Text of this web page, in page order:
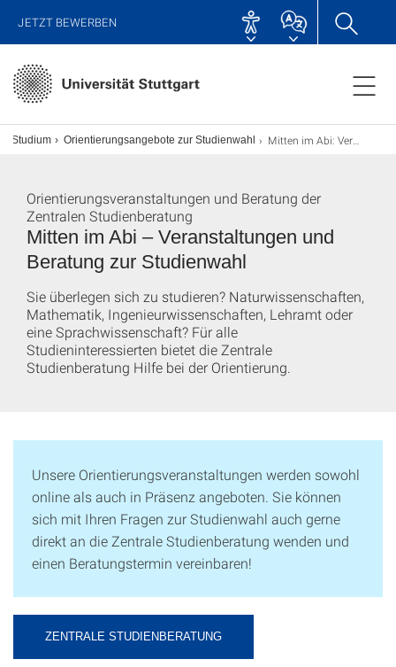
JETZT BEWERBEN
Studium Orientierungsangebote zur Studienwahl Mitten im Abi: Veranstaltungen & Beratung zur Studienwahl
Mitten im Abi – Veranstaltungen und
Beratung zur Studienwahl
Orientierungsveranstaltungen und Beratung der
Zentralen Studienberatung
Sie überlegen sich zu studieren? Naturwissenschaften,
Mathematik, Ingenieurwissenschaften, Lehramt oder
eine Sprachwissenschaft? Für alle
Studieninteressierten bietet die Zentrale
Studienberatung Hilfe bei der Orientierung.
Unsere Orientierungsveranstaltungen werden sowohl
online als auch in Präsenz angeboten. Sie können
sich mit Ihren Fragen zur Studienwahl auch gerne
direkt an die Zentrale Studienberatung wenden und
einen Beratungstermin vereinbaren!
ZENTRALE STUDIENBERATUNG